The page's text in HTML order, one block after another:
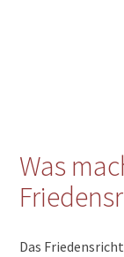
Was
Das